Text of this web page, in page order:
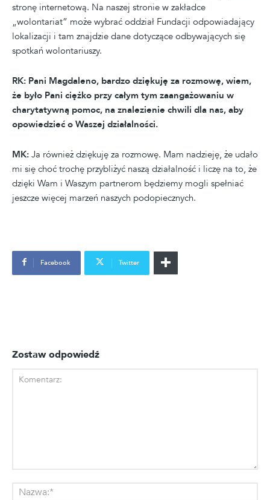
stronę internetową. Na naszej stronie w zakładce
„wolontariat” może wybrać oddział Fundacji odpowiadający
lokalizacji i tam znajdzie dane dotyczące odbywających się
spotkań wolontariuszy.
RK: Pani Magdaleno, bardzo dziękuję za rozmowę, wiem,
że było Pani ciężko przy całym tym zaangażowaniu w
charytatywną pomoc, na znalezienie chwili dla nas, aby
opowiedzieć o Waszej działalności.
MK: Ja również dziękuję za rozmowę. Mam nadzieję, że udało
mi się choć trochę przybliżyć naszą działalność i liczę na to, że
dzięki Wam i Waszym partnerom będziemy mogli spełniać
jeszcze więcej marzeń naszych podopiecznych.
Facebook Twitter
Zostaw odpowiedź